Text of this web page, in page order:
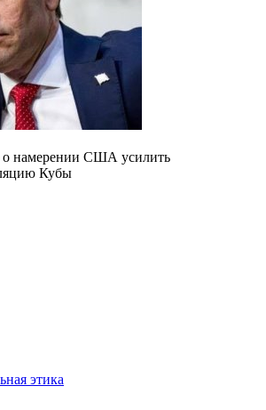
о намерении США усилить
Кубы
этика